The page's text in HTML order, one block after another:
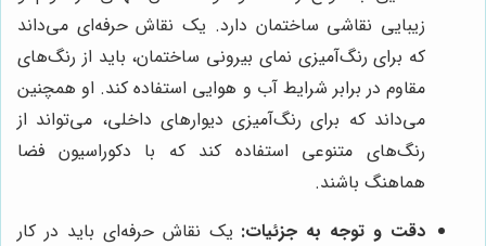
زیبایی نقاشی ساختمان دارد. یک نقاش حرفه‌ای می‌داند
که برای رنگ‌آمیزی نمای بیرونی ساختمان، باید از رنگ‌های
مقاوم در برابر شرایط آب و هوایی استفاده کند. او همچنین
می‌داند که برای رنگ‌آمیزی دیوارهای داخلی، می‌تواند از
رنگ‌های متنوعی استفاده کند که با دکوراسیون فضا
هماهنگ باشند.
دقت و توجه به جزئیات: یک نقاش حرفه‌ای باید در کار